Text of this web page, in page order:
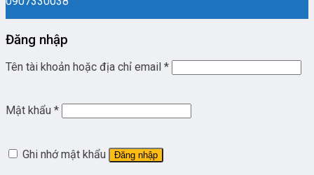
Đăng nhập
Tên tài khoản hoặc địa chỉ email *
Mật khẩu *
Ghi nhớ mật khẩu Đăng nhập